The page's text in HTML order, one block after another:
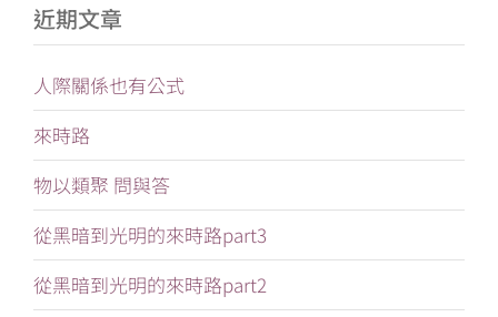
近期文章
人際關係也有公式
來時路
物以類聚 問與答
從黑暗到光明的來時路part3
從黑暗到光明的來時路part2